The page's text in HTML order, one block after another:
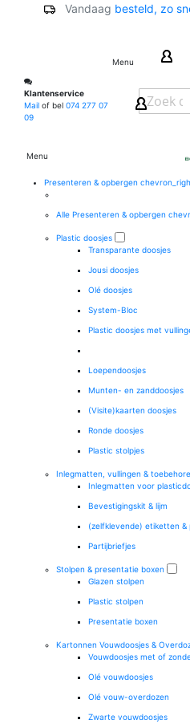
Vandaag besteld, zo
Menu
Klantenservice
Mail of bel 074 277 07
09
Menu
Presenteren & opbergen
Alle Presenteren & opbergen
Plastic doosjes
Transparante doosjes
Jousi doosjes
Olé doosjes
System-Bloc
Plastic doosjes met
Loependoosjes
Munten- en zanddoosjes
(Visite)kaarten doosjes
Ronde doosjes
Plastic stolpjes
Inlegmatten, vullingen &
Inlegmatten voor
Bevestigingskit & lijm
(zelfklevende) etiketten &
Partijbriefjes
Stolpen & presentatie boxen
Glazen stolpen
Plastic stolpen
Presentatie boxen
Kartonnen Vouwdoosjes &
Vouwdoosjes met of
Olé vouwdoosjes
Olé vouw-overdozen
Zwarte vouwdoosjes